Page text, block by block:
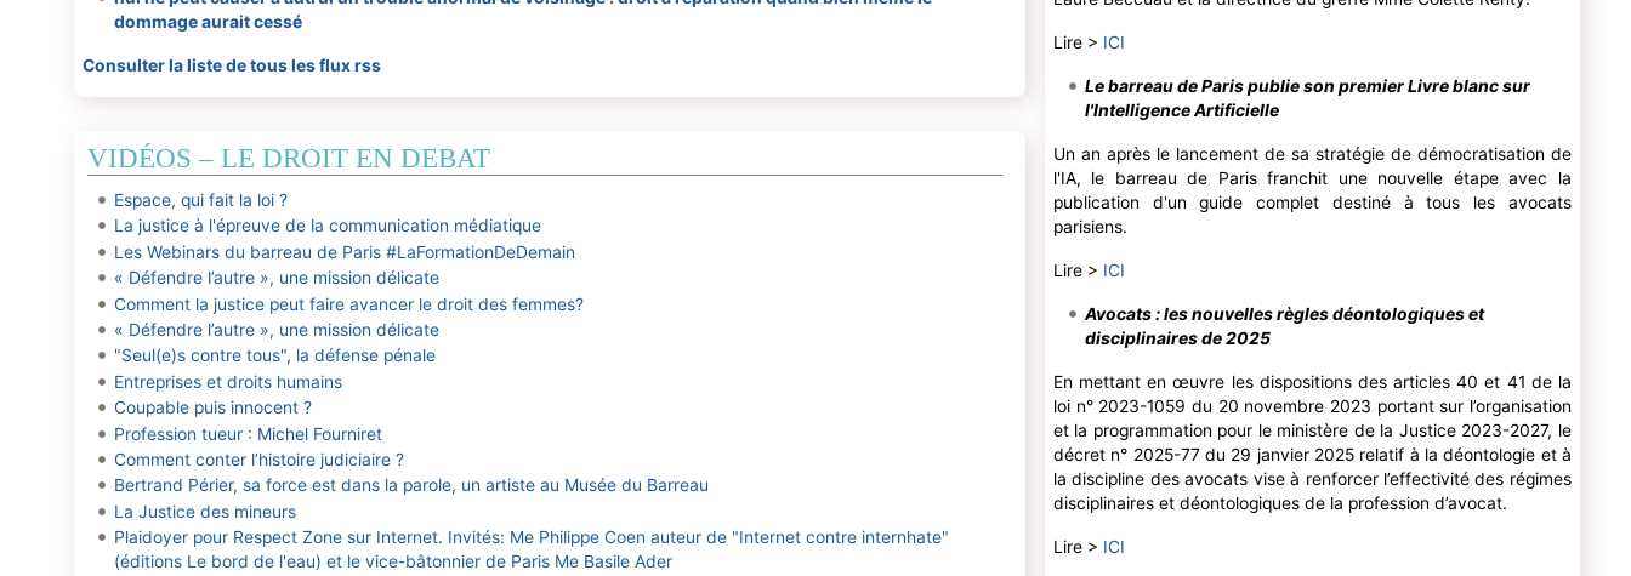
dommage aurait cessé
Consulter la liste de tous les flux rss
VIDÉOS – LE DROIT EN DEBAT
Espace, qui fait la loi ?
La justice à l'épreuve de la communication médiatique
Les Webinars du barreau de Paris #LaFormationDeDemain
« Défendre l’autre », une mission délicate
Comment la justice peut faire avancer le droit des femmes?
« Défendre l’autre », une mission délicate
"Seul(e)s contre tous", la défense pénale
Entreprises et droits humains
Coupable puis innocent ?
Profession tueur : Michel Fourniret
Comment conter l’histoire judiciaire ?
Bertrand Périer, sa force est dans la parole, un artiste au Musée du Barreau
La Justice des mineurs
Plaidoyer pour Respect Zone sur Internet. Invités: Me Philippe Coen auteur de "Internet contre internhate"
(éditions Le bord de l'eau) et le vice-bâtonnier de Paris Me Basile Ader
Lire > ICI
Le barreau de Paris publie son premier Livre blanc sur
l'Intelligence Artificielle
Un an après le lancement de sa stratégie de démocratisation de
l'IA, le barreau de Paris franchit une nouvelle étape avec la
publication d'un guide complet destiné à tous les avocats
parisiens.
Lire > ICI
Avocats : les nouvelles règles déontologiques et
disciplinaires de 2025
En mettant en œuvre les dispositions des articles 40 et 41 de la
loi n° 2023-1059 du 20 novembre 2023 portant sur l’organisation
et la programmation pour le ministère de la Justice 2023-2027, le
décret n° 2025-77 du 29 janvier 2025 relatif à la déontologie et à
la discipline des avocats vise à renforcer l’effectivité des régimes
disciplinaires et déontologiques de la profession d’avocat.
Lire > ICI